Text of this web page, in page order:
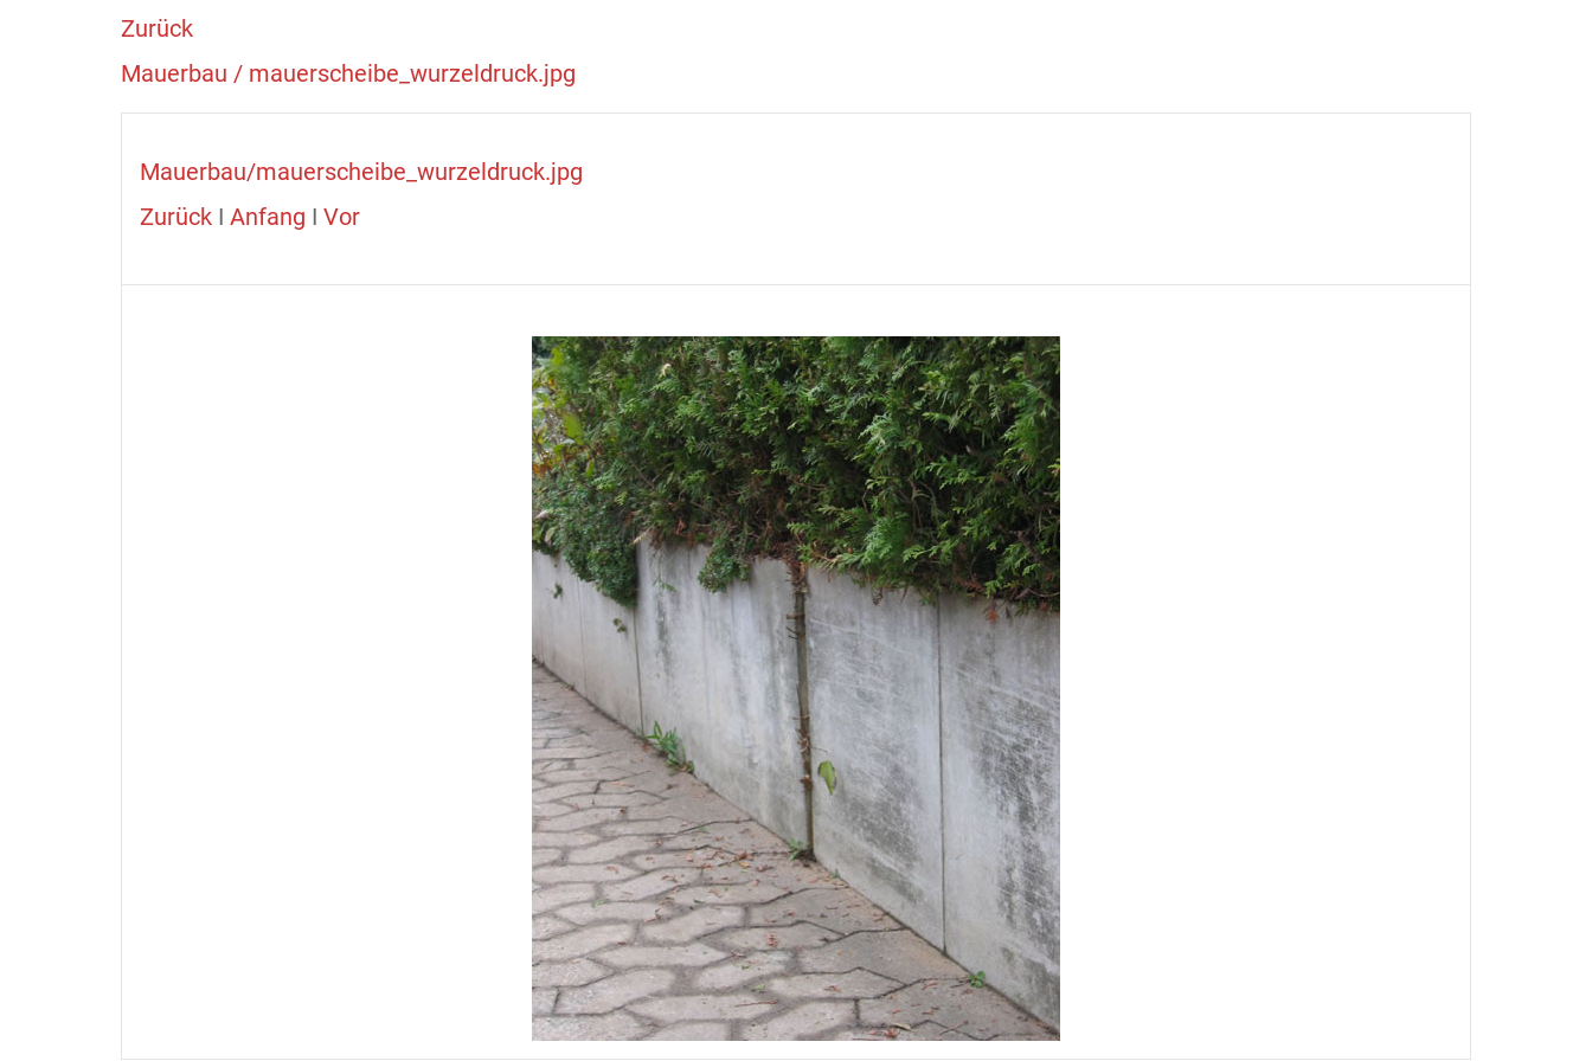
Zurück
Mauerbau / mauerscheibe_wurzeldruck.jpg
Mauerbau/mauerscheibe_wurzeldruck.jpg
Zurück I Anfang I Vor